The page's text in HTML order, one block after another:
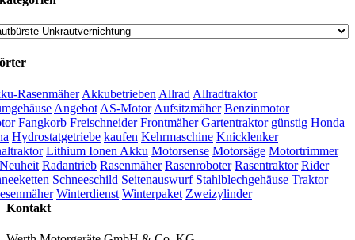
Rasenmäher Akkubetrieben Allrad Allradtraktor
Angebot AS-Motor Aufsitzmäher Benzinmotor
Fangkorb Freischneider Frontmäher Gartentraktor günstig Honda
Hydrostatgetriebe kaufen Kehrmaschine Knicklenker
Lithium Ionen Akku Motorsense Motorsäge Motortrimmer
Neuheit Radantrieb Rasenmäher Rasenroboter Rasentraktor Rider
Schneeschild Seitenauswurf Stahlblechgehäuse Traktor
Winterdienst Winterpaket Zweizylinder
Kontakt